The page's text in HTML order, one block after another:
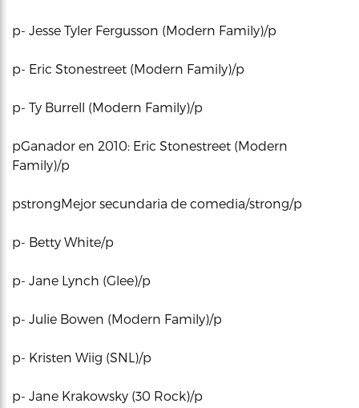
p- Jesse Tyler Fergusson (Modern Family)/p
p- Eric Stonestreet (Modern Family)/p
p- Ty Burrell (Modern Family)/p
pGanador en 2010: Eric Stonestreet (Modern
Family)/p
pstrongMejor secundaria de comedia/strong/p
p- Betty White/p
p- Jane Lynch (Glee)/p
p- Julie Bowen (Modern Family)/p
p- Kristen Wiig (SNL)/p
p- Jane Krakowsky (30 Rock)/p